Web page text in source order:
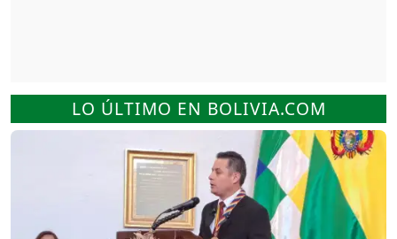
LO ÚLTIMO EN BOLIVIA.COM